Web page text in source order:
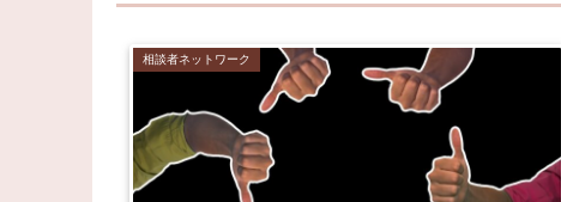
相談者ネットワーク